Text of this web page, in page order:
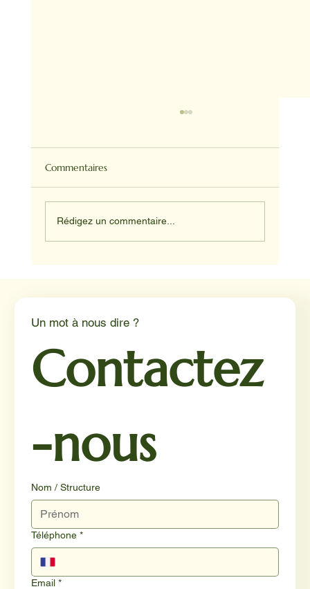
Commentaires
Rédigez un commentaire...
Un mot à nous dire ?
Contactez
-nous
Nom / Structure
Téléphone *
Email *